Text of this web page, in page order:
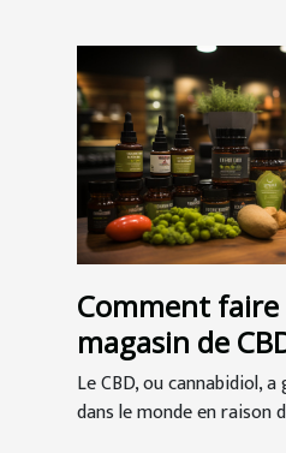
Comment
magasin de
Le CBD, ou cannabidiol,
dans le monde en raison